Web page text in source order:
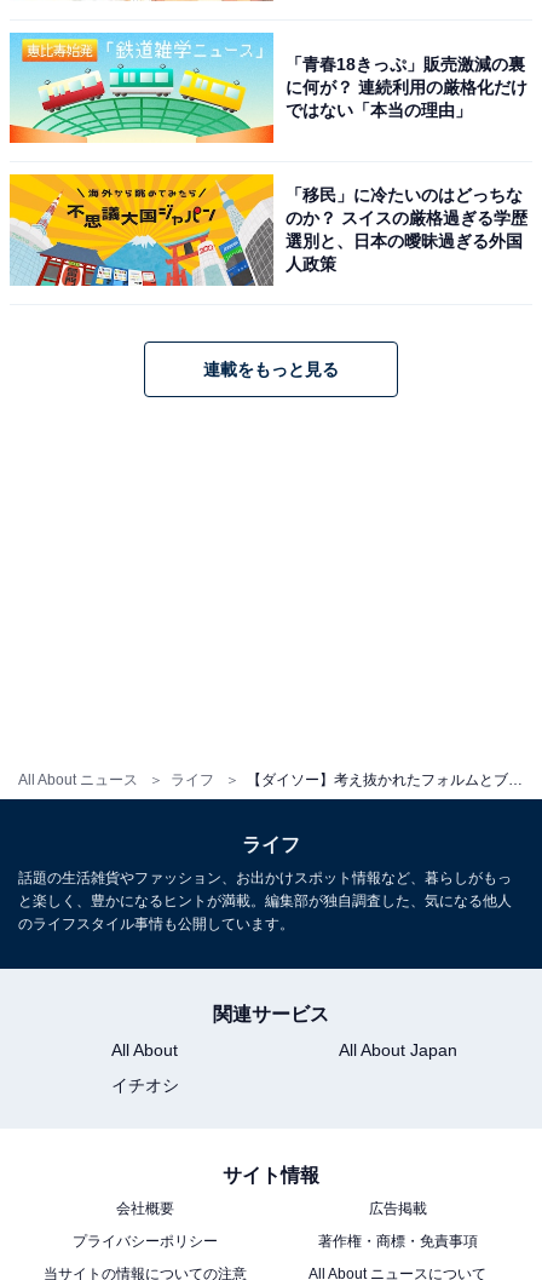
All About ニュース ライフ
エアコンのフィルター掃除にもおすすめ
そこで活躍してくれるのがダイソーの「網戸洗いブラシ
フィルターにそっとはわせるだけでホコリを吸着してく
れます。以下の画像は左が掃除前、右が「網戸洗いブラ
シ（フック付）」を1回はわせた状態です。
「青春18きっぷ」販売激減の裏
に何が？ 連続利用の厳格化だけ
ではない「本当の理由」
「移民」に冷たいのはどっちな
のか？ スイスの厳格過ぎる学歴
選別と、日本の曖昧過ぎる外国
人政策
連載をもっと見る
ライフ
話題の生活雑貨やファッション、お出かけスポット情報など、暮らしがもっ
と楽しく、豊かになるヒントが満載。編集部が独自調査した、気になる他人
のライフスタイル事情も公開しています。
関連サービス
All About
All About Japan
イチオシ
サイト情報
会社概要
広告掲載
プライバシーポリシー
著作権・商標・免責事項
当サイトの情報についての注意
All About ニュースについて